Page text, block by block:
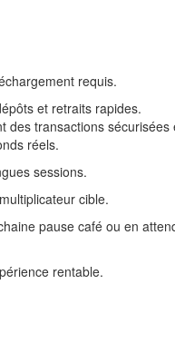
requis.
et retraits rapides.
des transactions sécurisées
réels.
sessions.
cible.
pause café ou en
rentable.